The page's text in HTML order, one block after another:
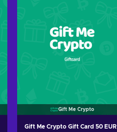
Gift Me Crypto
Gift Me Crypto Gift Card 50 EUR